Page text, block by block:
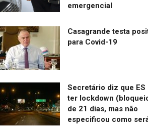
emergencial
Casagrande testa
para Covid-19
Secretário diz que ES
ter lockdown
de 21 dias, mas não
especificou como